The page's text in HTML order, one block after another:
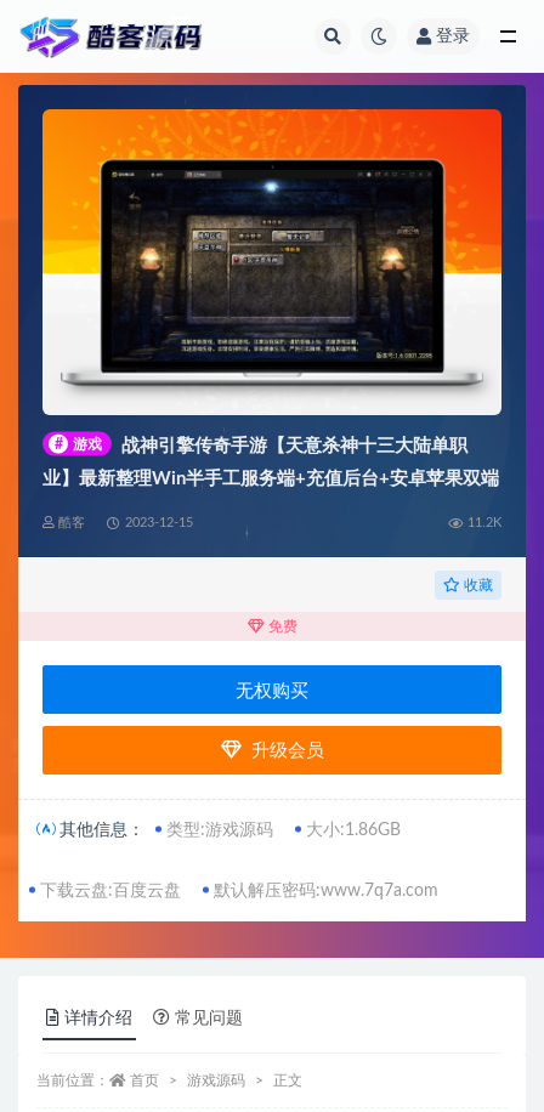
登录
# 游戏
战神引擎传奇手游【天意杀神十三大陆单职
业】最新整理Win半手工服务端+充值后台+安卓苹果双端
酷客 2023-12-15 11.2K
收藏
免费
无权购买
升级会员
其他信息： 类型:游戏源码 大小:1.86GB
下载云盘:百度云盘 默认解压密码:www.7q7a.com
详情介绍 常见问题
当前位置： 首页 游戏源码 正文